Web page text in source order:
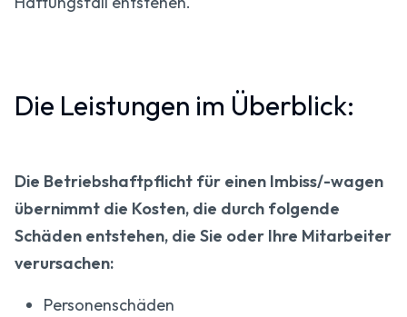
Die Leistungen im Überblick:
Die Betriebshaftpflicht für einen Imbiss/-wagen
übernimmt die Kosten, die durch folgende
Schäden entstehen, die Sie oder Ihre Mitarbeiter
verursachen:
Personenschäden